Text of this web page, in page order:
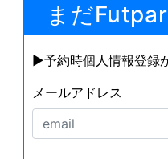
まだ
▶︎予約時個人情報登録
メールアドレス